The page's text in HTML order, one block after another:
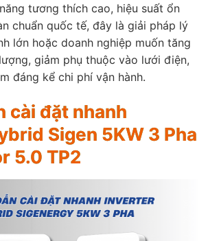
tương thích cao, hiệu suất ổn
chuẩn quốc tế, đây là giải pháp lý
lớn hoặc doanh nghiệp muốn tăng
giảm phụ thuộc vào lưới điện,
đáng kể chi phí vận hành.
cài đặt nhanh
Sigen 5KW 3 Pha
5.0 TP2